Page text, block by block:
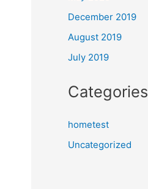
December 2019
August 2019
July 2019
Categories
hometest
Uncategorized